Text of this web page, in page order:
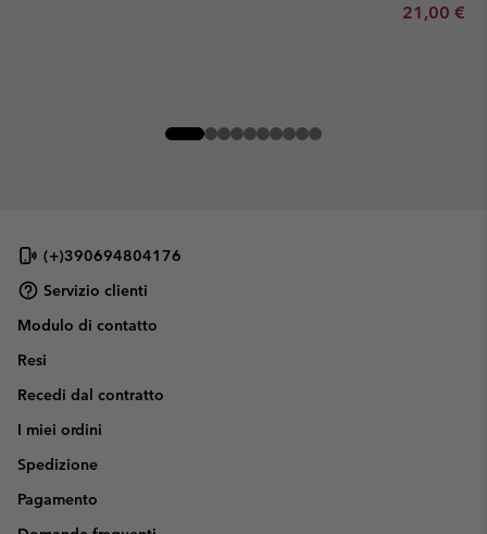
Minimum
21,00 €
(+)390694804176
Servizio clienti
Modulo di contatto
Resi
Recedi dal contratto
I miei ordini
Spedizione
Pagamento